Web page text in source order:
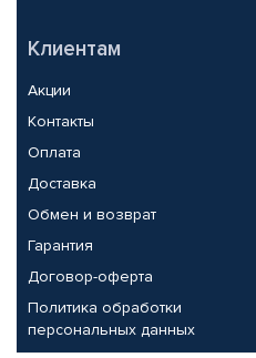
Клиентам
Акции
Контакты
Оплата
Доставка
Обмен и возврат
Гарантия
Договор-оферта
Политика обработки
персональных данных